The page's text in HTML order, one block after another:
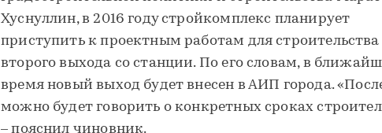
Хуснуллин, в 2016 году стройкомплекс планирует
приступить к проектным работам для строительства
второго выхода со станции. По его словам, в
время новый выход будет внесен в АИП города.
можно будет говорить о конкретных сроках
– пояснил чиновник.